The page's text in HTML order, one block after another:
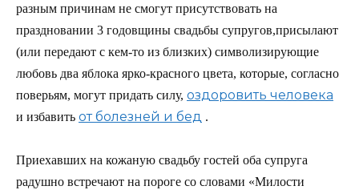
разным причинам не смогут присутствовать на
праздновании 3 годовщины свадьбы супругов,присылают
(или передают с кем-то из близких) символизирующие
любовь два яблока ярко-красного цвета, которые, согласно
поверьям, могут придать силу, оздоровить человека
и избавить от болезней и бед .
Приехавших на кожаную свадьбу гостей оба супруга
радушно встречают на пороге со словами «Милости